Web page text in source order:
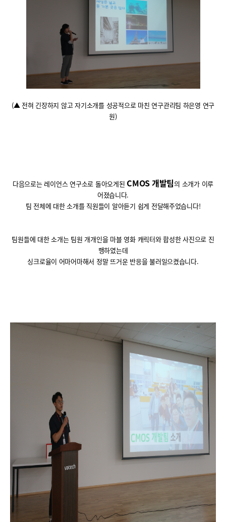
(▲ 전혀 긴장하지 않고 자기소개를 성공적으로 마친 연구관리팀 하은영 연구
원)
다음으로는 레이언스 연구소로 돌아오게된 CMOS개발팀의 소개가 이루
어졌습니다.
팀 전체에 대한 소개를 직원들이 알아듣기 쉽게 전달해주었습니다!
팀원들에 대한 소개는 팀원 개개인을 마블 영화 캐릭터와 합성한 사진으로 진
행하였는데
싱크로율이 어마어마해서 정말 뜨거운 반응을 불러일으켰습니다.